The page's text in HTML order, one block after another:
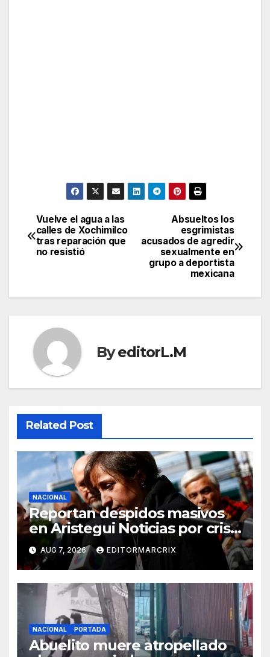
Post
navigation
Absueltos los
esgrimistas
acusados de agredir
sexualmente en
grupo a deportista
mexicana
Vuelve el agua a las
calles de Xochimilco
tras reparación que
no resistió
ByeditorL.M
Related Post
NACIONAL
Reportan despidos masivos
en Aristegui Noticias por crisis
financiera
AUG 7, 2026 EDITORMARCRIX
NACIONAL PORTADA
Abuelito muere atropellado